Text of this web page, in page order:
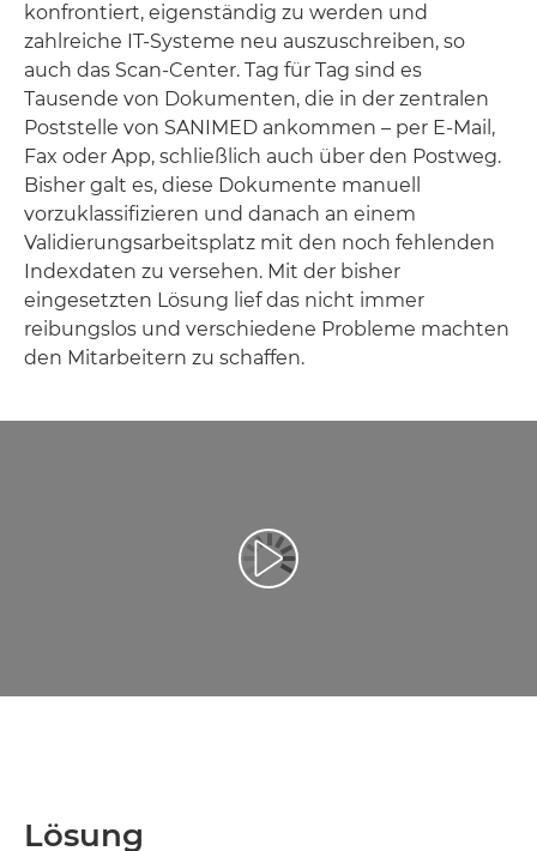
konfrontiert, eigenständig zu werden und
zahlreiche IT-Systeme neu auszuschreiben, so
auch das Scan-Center. Tag für Tag sind es
Tausende von Dokumenten, die in der zentralen
Poststelle von SANIMED ankommen – per E-Mail,
Fax oder App, schließlich auch über den Postweg.
Bisher galt es, diese Dokumente manuell
vorzuklassifizieren und danach an einem
Validierungsarbeitsplatz mit den noch fehlenden
Indexdaten zu versehen. Mit der bisher
eingesetzten Lösung lief das nicht immer
reibungslos und verschiedene Probleme machten
den Mitarbeitern zu schaffen.
Video abspielen
Lösung